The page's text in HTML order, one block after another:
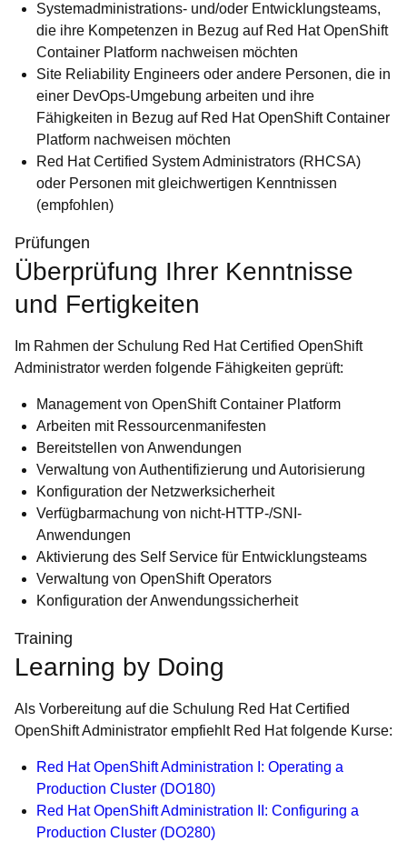
Systemadministrations- und/oder Entwicklungsteams,
die ihre Kompetenzen in Bezug auf Red Hat OpenShift
Container Platform nachweisen möchten
Site Reliability Engineers oder andere Personen, die in
einer DevOps-Umgebung arbeiten und ihre
Fähigkeiten in Bezug auf Red Hat OpenShift Container
Platform nachweisen möchten
Red Hat Certified System Administrators (RHCSA)
oder Personen mit gleichwertigen Kenntnissen
(empfohlen)
Prüfungen
Überprüfung Ihrer Kenntnisse
und Fertigkeiten
Im Rahmen der Schulung Red Hat Certified OpenShift
Administrator werden folgende Fähigkeiten geprüft:
Management von OpenShift Container Platform
Arbeiten mit Ressourcenmanifesten
Bereitstellen von Anwendungen
Verwaltung von Authentifizierung und Autorisierung
Konfiguration der Netzwerksicherheit
Verfügbarmachung von nicht-HTTP-/SNI-
Anwendungen
Aktivierung des Self Service für Entwicklungsteams
Verwaltung von OpenShift Operators
Konfiguration der Anwendungssicherheit
Training
Learning by Doing
Als Vorbereitung auf die Schulung Red Hat Certified
OpenShift Administrator empfiehlt Red Hat folgende Kurse:
Red Hat OpenShift Administration I: Operating a
Production Cluster (DO180)
Red Hat OpenShift Administration II: Configuring a
Production Cluster (DO280)